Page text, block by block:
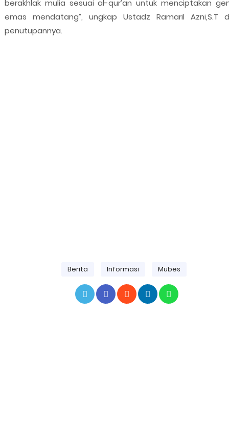
berakhlak mulia sesuai al-qur’an untuk menciptakan
emas mendatang”, ungkap Ustadz Ramaril Azni,S.T
penutupannya.
Berita Informasi Mubes